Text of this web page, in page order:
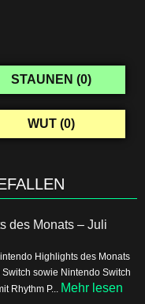
STAUNEN (0)
WUT (0)
des Monats – Juli
Highlights des Monats
sowie Nintendo Switch
Rhythm P... Mehr lesen